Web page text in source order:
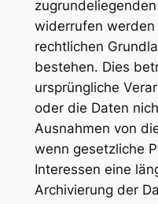
widerrufen
rechtlichen
bestehen. Dies
ursprüngliche
oder die Daten
Ausnahmen von
wenn gesetzliche
Interessen eine
Archivierung der